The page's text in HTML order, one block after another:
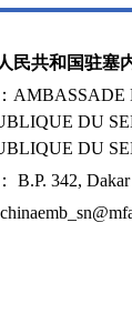
民共和国驻塞
AMBASSADE
DU
DU
B.P. 342, Dakar